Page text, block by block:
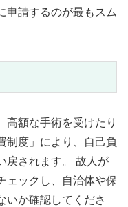
申請するのが最もスム
高額な手術を受けたり
制度」により、自己負
戻されます。 故人が
ェックし、自治体や保
いか確認してくださ